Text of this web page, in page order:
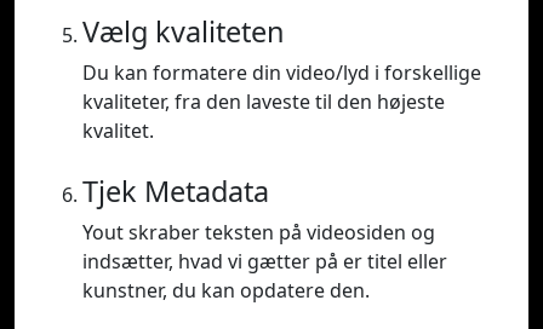
Vælg kvaliteten
Du kan formatere din video/lyd i forskellige
kvaliteter, fra den laveste til den højeste
kvalitet.
Tjek Metadata
Yout skraber teksten på videosiden og
indsætter, hvad vi gætter på er titel eller
kunstner, du kan opdatere den.